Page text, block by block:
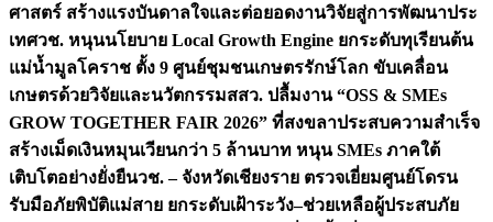
ศาสตร์ สร้างแรงบันดาลใจและต่อยอดงานวิจัยสู่การพัฒนาประ
เทศวช. หนุนนโยบาย Local Growth Engine ยกระดับทุเรียนต้น
แม่น้ำมูลโคราช ตั้ง 9 ศูนย์ชุมชนเกษตรรักษ์โลก ขับเคลื่อน
เกษตรด้วยวิจัยและนวัตกรรมสสว. ปลื้มงาน “OSS & SMEs
GROW TOGETHER FAIR 2026” ที่สงขลาประสบความสำเร็จ
สร้างเม็ดเงินหมุนเวียนกว่า 5 ล้านบาท หนุน SMEs ภาคใต้
เติบโตอย่างยั่งยืนวช. – จังหวัดเชียงราย ตรวจเยี่ยมศูนย์โดรน
รับมือภัยพิบัติแม่สาย ยกระดับเฝ้าระวัง–ช่วยเหลือผู้ประสบภัย